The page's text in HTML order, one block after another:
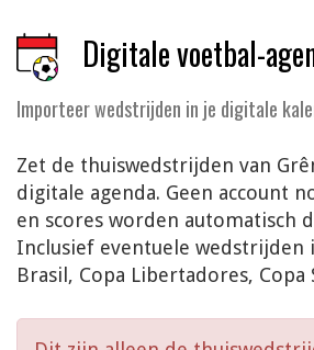
Digitale voetbal-
Importeer wedstrijden in je digitale
Zet de thuiswedstrijden van
digitale agenda. Geen account
en scores worden automatisch
Inclusief eventuele wedstrijden
Brasil, Copa Libertadores, Copa